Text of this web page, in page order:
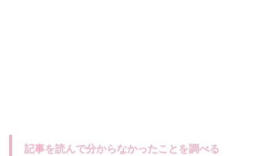
記事を読んで分からなかったことを調べる